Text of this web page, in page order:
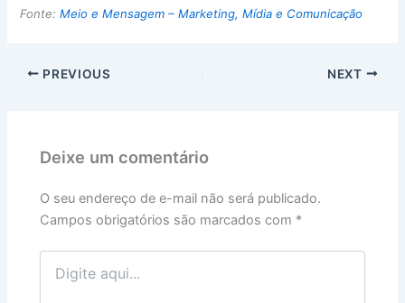
Fonte:Meio e Mensagem – Marketing, Mídia e Comunicação
PREVIOUS NEXT
Deixe um comentário
O seu endereço de e-mail não será publicado.
Campos obrigatórios são marcados com *
Digite
aqui...